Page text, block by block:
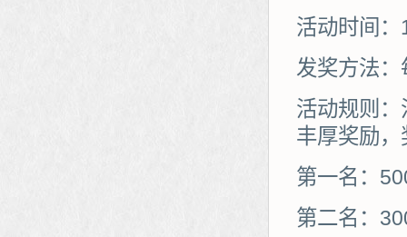
活动时间
发奖方法：
活动规则
丰厚奖励
第一名：
第二名：